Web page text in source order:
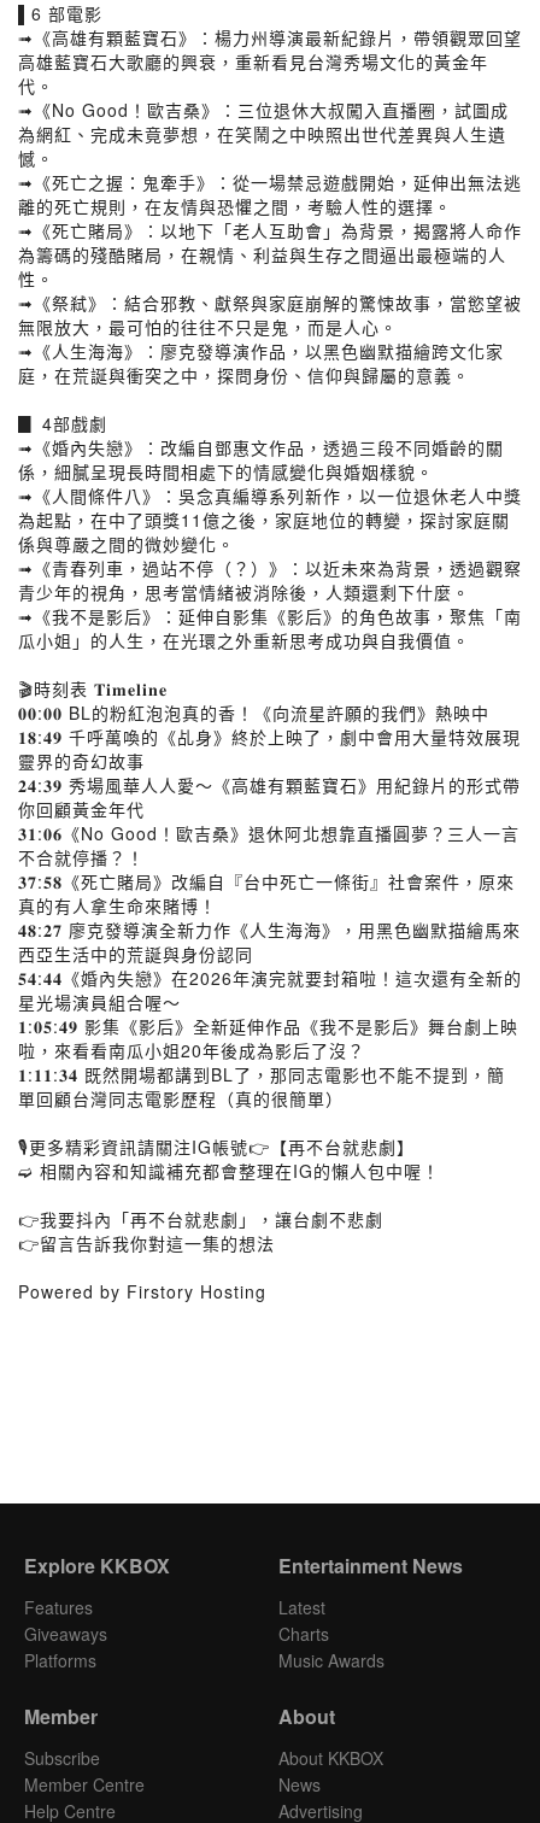
▌6 部電影
➟《高雄有顆藍寶石》：楊力州導演最新紀錄片，帶領觀眾回望
高雄藍寶石大歌廳的興衰，重新看見台灣秀場文化的黃金年
代。
➟《No Good！歐吉桑》：三位退休大叔闖入直播圈，試圖成
為網紅、完成未竟夢想，在笑鬧之中映照出世代差異與人生遺
憾。
➟《死亡之握：鬼牽手》：從一場禁忌遊戲開始，延伸出無法逃
離的死亡規則，在友情與恐懼之間，考驗人性的選擇。
➟《死亡賭局》：以地下「老人互助會」為背景，揭露將人命作
為籌碼的殘酷賭局，在親情、利益與生存之間逼出最極端的人
性。
➟《祭弒》：結合邪教、獻祭與家庭崩解的驚悚故事，當慾望被
無限放大，最可怕的往往不只是鬼，而是人心。
➟《人生海海》：廖克發導演作品，以黑色幽默描繪跨文化家
庭，在荒誕與衝突之中，探問身份、信仰與歸屬的意義。
▊ 4部戲劇
➟《婚內失戀》：改編自鄧惠文作品，透過三段不同婚齡的關
係，細膩呈現長時間相處下的情感變化與婚姻樣貌。
➟《人間條件八》：吳念真編導系列新作，以一位退休老人中獎
為起點，在中了頭獎11億之後，家庭地位的轉變，探討家庭關
係與尊嚴之間的微妙變化。
➟《青春列車，過站不停（？）》：以近未來為背景，透過觀察
青少年的視角，思考當情緒被消除後，人類還剩下什麼。
➟《我不是影后》：延伸自影集《影后》的角色故事，聚焦「南
瓜小姐」的人生，在光環之外重新思考成功與自我價值。
🎬時刻表 𝐓𝐢𝐦𝐞𝐥𝐢𝐧𝐞
𝟎𝟎:𝟎𝟎 BL的粉紅泡泡真的香！《向流星許願的我們》熱映中
𝟏𝟖:𝟒𝟗 千呼萬喚的《乩身》終於上映了，劇中會用大量特效展現
靈界的奇幻故事
𝟐𝟒:𝟑𝟗 秀場風華人人愛～《高雄有顆藍寶石》用紀錄片的形式帶
你回顧黃金年代
𝟑𝟏:𝟎𝟔《No Good！歐吉桑》退休阿北想靠直播圓夢？三人一言
不合就停播？！
𝟑𝟕:𝟓𝟖《死亡賭局》改編自『台中死亡一條街』社會案件，原來
真的有人拿生命來賭博！
𝟒𝟖:𝟐𝟕 廖克發導演全新力作《人生海海》，用黑色幽默描繪馬來
西亞生活中的荒誕與身份認同
𝟓𝟒:𝟒𝟒《婚內失戀》在2026年演完就要封箱啦！這次還有全新的
星光場演員組合喔～
𝟏:𝟎𝟓:𝟒𝟗 影集《影后》全新延伸作品《我不是影后》舞台劇上映
啦，來看看南瓜小姐20年後成為影后了沒？
𝟏:𝟏𝟏:𝟑𝟒 既然開場都講到BL了，那同志電影也不能不提到，簡
單回顧台灣同志電影歷程（真的很簡單）
🎙更多精彩資訊請關注IG帳號👉【再不台就悲劇】
➫ 相關內容和知識補充都會整理在IG的懶人包中喔！
👉我要抖內「再不台就悲劇」，讓台劇不悲劇
👉留言告訴我你對這一集的想法
Powered by Firstory Hosting
Explore KKBOX
Features
Giveaways
Platforms
Entertainment News
Latest
Charts
Music Awards
Member
Subscribe
Member Centre
Help Centre
About
About KKBOX
News
Advertising